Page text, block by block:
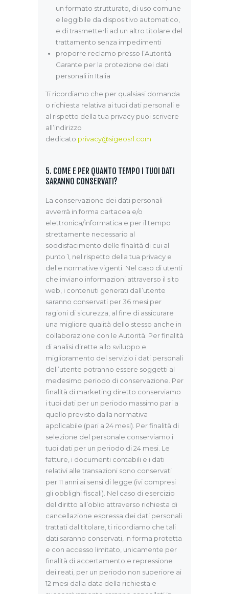
un formato strutturato, di uso comune
e leggibile da dispositivo automatico,
e di trasmetterli ad un altro titolare del
trattamento senza impedimenti
proporre reclamo presso l’Autorità
Garante per la protezione dei dati
personali in Italia
Ti ricordiamo che per qualsiasi domanda
o richiesta relativa ai tuoi dati personali e
al rispetto della tua privacy puoi scrivere
all’indirizzo
dedicato privacy@sigeosrl.com
5. COME E PER QUANTO TEMPO I TUOI DATI
SARANNO CONSERVATI?
La conservazione dei dati personali
avverrà in forma cartacea e/o
elettronica/informatica e per il tempo
strettamente necessario al
soddisfacimento delle finalità di cui al
punto 1, nel rispetto della tua privacy e
delle normative vigenti. Nel caso di utenti
che inviano informazioni attraverso il sito
web, i contenuti generati dall’utente
saranno conservati per 36 mesi per
ragioni di sicurezza, al fine di assicurare
una migliore qualità dello stesso anche in
collaborazione con le Autorità. Per finalità
di analisi dirette allo sviluppo e
miglioramento del servizio i dati personali
dell’utente potranno essere soggetti al
medesimo periodo di conservazione. Per
finalità di marketing diretto conserviamo
i tuoi dati per un periodo massimo pari a
quello previsto dalla normativa
applicabile (pari a 24 mesi). Per finalità di
selezione del personale conserviamo i
tuoi dati per un periodo di 24 mesi. Le
fatture, i documenti contabili e i dati
relativi alle transazioni sono conservati
per 11 anni ai sensi di legge (ivi compresi
gli obblighi fiscali). Nel caso di esercizio
del diritto all’oblio attraverso richiesta di
cancellazione espressa dei dati personali
trattati dal titolare, ti ricordiamo che tali
dati saranno conservati, in forma protetta
e con accesso limitato, unicamente per
finalità di accertamento e repressione
dei reati, per un periodo non superiore ai
12 mesi dalla data della richiesta e